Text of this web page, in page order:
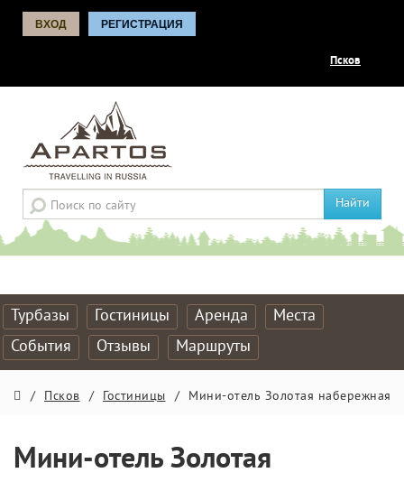
ВХОД РЕГИСТРАЦИЯ
Псков
Найти
Турбазы Гостиницы Аренда
Места
События
Отзывы Маршруты
/ Псков / Гостиницы / Мини-отель Золотая набережная
Мини-отель Золотая